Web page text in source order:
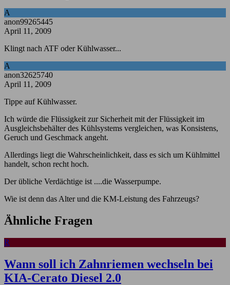
A
anon99265445
April 11, 2009
Klingt nach ATF oder Kühlwasser...
A
anon32625740
April 11, 2009
Tippe auf Kühlwasser.
Ich würde die Flüssigkeit zur Sicherheit mit der Flüssigkeit im
Ausgleichsbehälter des Kühlsystems vergleichen, was Konsistens,
Geruch und Geschmack angeht.
Allerdings liegt die Wahrscheinlichkeit, dass es sich um Kühlmittel
handelt, schon recht hoch.
Der übliche Verdächtige ist ....die Wasserpumpe.
Wie ist denn das Alter und die KM-Leistung des Fahrzeugs?
Ähnliche Fragen
R
Wann soll ich Zahnriemen wechseln bei
KIA-Cerato Diesel 2.0